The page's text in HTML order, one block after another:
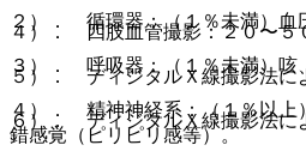
２）． 循環器：（１％未満）血
３）． 呼吸器：（１％未満）咳
４）． 精神神経系：（１％以上
錯感覚（ピリピリ感等）。
４）． 四肢血管撮影：２０〜５
５）． ディジタルＸ線撮影法に
６）． ディジタルＸ線撮影法に